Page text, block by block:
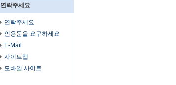
연락주세요
연락주세요
인용문을 요구하세요
E-Mail
사이트맵
모바일 사이트